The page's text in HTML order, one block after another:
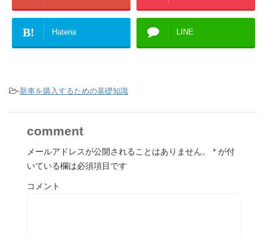
B! Hatena LINE
-新車を購入するための基礎知識
comment
メールアドレスが公開されることはありません。 * が付
いている欄は必須項目です
コメント